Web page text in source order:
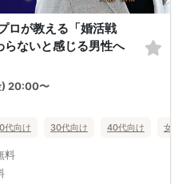
ロが教える「婚活戦
ないと感じる男性へ
) 20:00〜
代向け 30代向け 40代向け 女
料